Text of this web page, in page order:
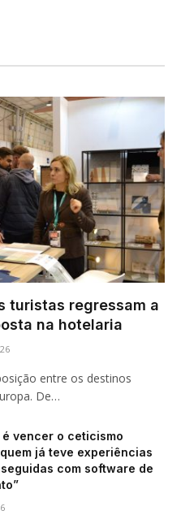
turistas regressam a
na hotelaria
entre os destinos
De…
é vencer o ceticismo
já teve experiências
com software de